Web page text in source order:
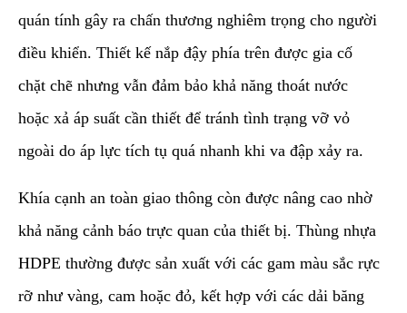
quán tính gây ra chấn thương nghiêm trọng cho người
điều khiển. Thiết kế nắp đậy phía trên được gia cố
chặt chẽ nhưng vẫn đảm bảo khả năng thoát nước
hoặc xả áp suất cần thiết để tránh tình trạng vỡ vỏ
ngoài do áp lực tích tụ quá nhanh khi va đập xảy ra.
​Khía cạnh an toàn giao thông còn được nâng cao nhờ
khả năng cảnh báo trực quan của thiết bị. Thùng nhựa
HDPE thường được sản xuất với các gam màu sắc rực
rỡ như vàng, cam hoặc đỏ, kết hợp với các dải băng